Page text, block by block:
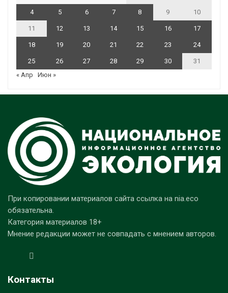
4 5 6 7 8 9 10
11 12 13 14 15 16 17
18 19 20 21 22 23 24
25 26 27 28 29 30
31
« Апр
Июн »
При копировании материалов сайта ссылка на nia.eco
обязательна.
Категория материалов 18+
Мнение редакции может не совпадать с мнением авторов.
Контакты